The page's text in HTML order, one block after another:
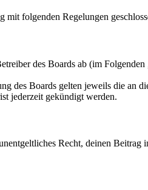
folgenden Regelungen
des Boards ab (im
des Boards gelten jeweils die an
jederzeit gekündigt werden.
Recht, deinen Beitrag